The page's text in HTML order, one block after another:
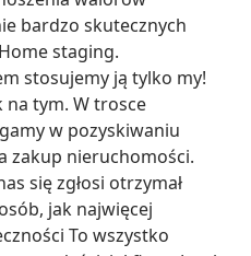
bardzo skutecznych
staging.
stosujemy ją tylko my!
tym. W trosce
w pozyskiwaniu
zakup nieruchomości.
się zgłosi otrzymał
jak najwięcej
To wszystko